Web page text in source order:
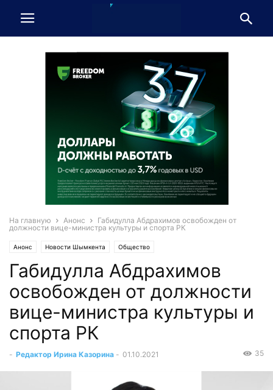
На главную Анонс
Габидулла Абдрахимов освобожден от
должности вице-министра культуры и спорта РК
Анонс Новости Шымкента Общество
Габидулла Абдрахимов
освобожден от должности
вице-министра культуры и
спорта РК
- Редактор Ирина Казорина - 01.10.2021 35